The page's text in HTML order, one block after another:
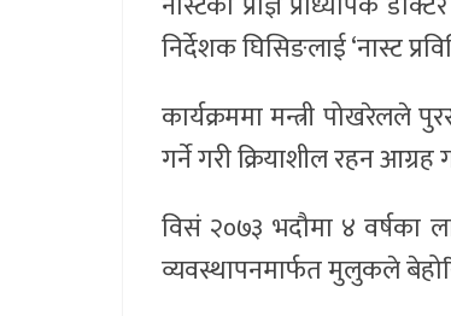
निर्देशक घिसिङलाई ‘नास्ट
कार्यक्रममा मन्त्री पोखरेलले
गर्ने गरी क्रियाशील रहन आग्रह
विसं २०७३ भदौमा ४ वर्षका
व्यवस्थापनमार्फत मुलुकले